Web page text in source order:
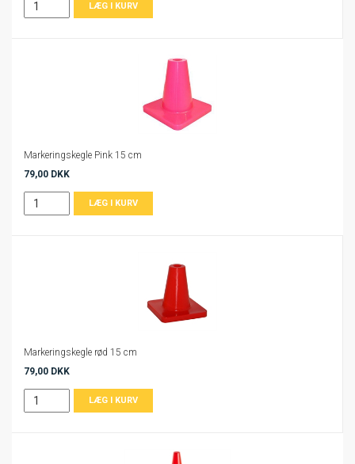
Markeringskegle Pink 15 cm
79,00 DKK
Markeringskegle rød 15 cm
79,00 DKK